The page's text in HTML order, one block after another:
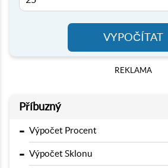
VYPOČÍTAT
REKLAMA
Příbuzný
- Výpočet Procent
- Výpočet Sklonu